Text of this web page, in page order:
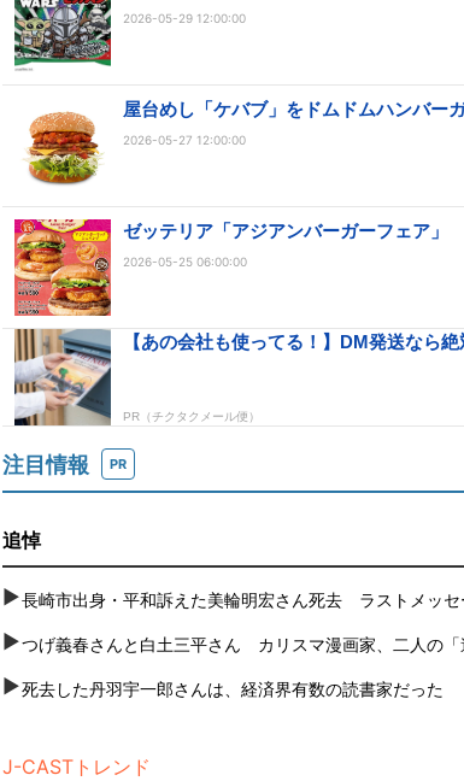
2026-05-29 12:00:00
屋台めし「ケバブ」をドムドムハンバー
2026-05-27 12:00:00
ゼッテリア「アジアンバーガーフェア
2026-05-25 06:00:00
注目情報 PR
追悼
長崎市出身・平和訴えた美輪明宏さん死去 ラストメッ
つげ義春さんと白土三平さん カリスマ漫画家、二人の「
死去した丹羽宇一郎さんは、経済界有数の読書家だった
J-CASTトレンド